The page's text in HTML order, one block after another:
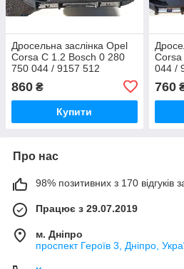
Дросельна заслінка Opel
Corsa C 1.2 Bosch 0 280
750 044 / 9157 512
860 ₴
Купити
044 /
760
Про нас
98% позитивних з 170 відгуків
Працює з 29.07.2019
м. Дніпро
проспект Героїв 3, Дніпро,